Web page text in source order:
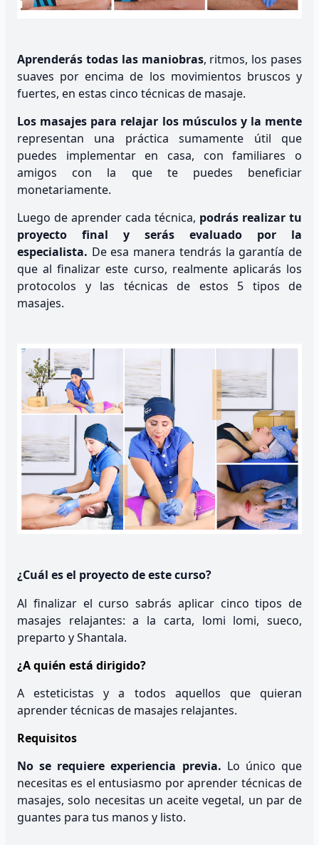
Aprenderás todas las maniobras, ritmos, los pases
suaves por encima de los movimientos bruscos y
fuertes, en estas cinco técnicas de masaje.
Los masajes para relajar los músculos y la mente
representan una práctica sumamente útil que
puedes implementar en casa, con familiares o
amigos con la que te puedes beneficiar
monetariamente.
Luego de aprender cada técnica, podrás realizar tu
proyecto final y serás evaluado por la
especialista. De esa manera tendrás la garantía de
que al finalizar este curso, realmente aplicarás los
protocolos y las técnicas de estos 5 tipos de
masajes.
¿Cuál es el proyecto de este curso?
Al finalizar el curso sabrás aplicar cinco tipos de
masajes relajantes: a la carta, lomi lomi, sueco,
preparto y Shantala.
¿A quién está dirigido?
A esteticistas y a todos aquellos que quieran
aprender técnicas de masajes relajantes.
Requisitos
No se requiere experiencia previa. Lo único que
necesitas es el entusiasmo por aprender técnicas de
masajes, solo necesitas un aceite vegetal, un par de
guantes para tus manos y listo.